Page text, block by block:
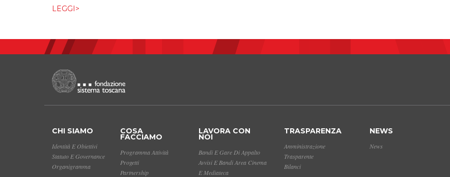
LEGGI>
CHI SIAMO
Identità E Obiettivi
Statuto E Governance
Organigramma
COSA
FACCIAMO
Programma Attività
Progetti
Partnership
LAVORA CON
NOI
Bandi E Gare Di Appalto
Avvisi E Bandi Area Cinema
E Mediateca
TRASPARENZA
Amministrazione
Trasparente
Bilanci
NEWS
News